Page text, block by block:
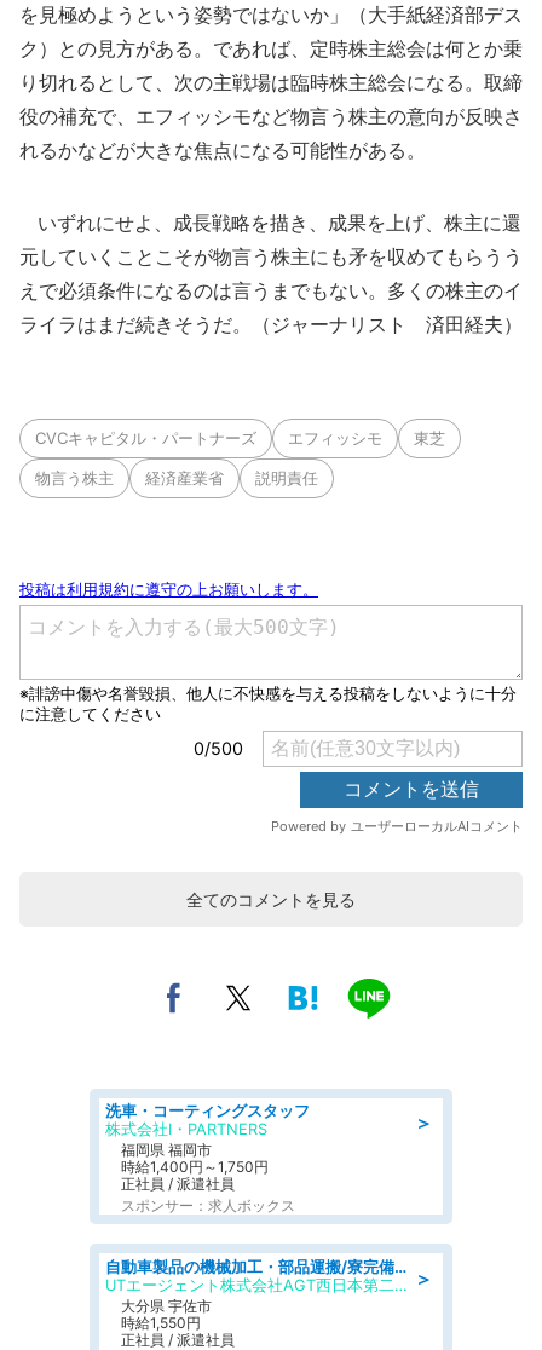
を見極めようという姿勢ではないか」（大手紙経済部デス
ク）との見方がある。であれば、定時株主総会は何とか乗
り切れるとして、次の主戦場は臨時株主総会になる。取締
役の補充で、エフィッシモなど物言う株主の意向が反映さ
れるかなどが大きな焦点になる可能性がある。
いずれにせよ、成長戦略を描き、成果を上げ、株主に還
元していくことこそが物言う株主にも矛を収めてもらうう
えで必須条件になるのは言うまでもない。多くの株主のイ
ライラはまだ続きそうだ。（ジャーナリスト 済田経夫）
CVCキャピタル・パートナーズ エフィッシモ 東芝
物言う株主 経済産業省 説明責任
全てのコメントを見る
＞
洗車・コーティングスタッフ
株式会社I・PARTNERS
福岡県 福岡市
時給1,400円～1,750円
正社員 / 派遣社員
スポンサー：求人ボックス
＞
自動車製品の機械加工・部品運搬/寮完備/日払い/工場・製造
UTエージェント株式会社AGT西日本第二CU
大分県 宇佐市
時給1,550円
正社員 / 派遣社員